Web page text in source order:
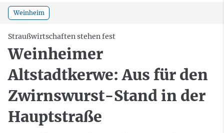
Weinheim
Straußwirtschaften stehen fest
Weinheimer
Altstadtkerwe: Aus für den
Zwirnswurst-Stand in der
Hauptstraße